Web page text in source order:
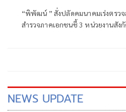
“พิพัฒน์ ” สั่งปลัดคมนาคมเร่งตรว
สำรวจภาคเอกชนชี้ 3 หน่วยงานสัง
NEWS UPDATE